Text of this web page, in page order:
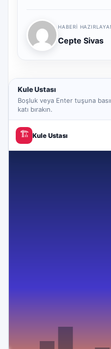
HABERI
Cepte Sivas
Kule Ustası
Boşluk veya Enter tuşuna
katı bırakın.